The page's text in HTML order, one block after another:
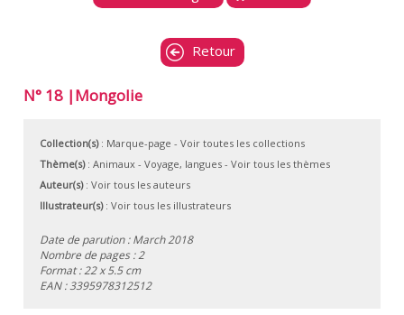
Retour
N° 18 |Mongolie
Collection(s): Marque-page - Voir toutes les collections
Thème(s): Animaux - Voyage, langues- Voir tous les thèmes
Auteur(s): Voir tous les auteurs
Illustrateur(s): Voir tous les illustrateurs
Date de parution : March 2018
Nombre de pages : 2
Format : 22 x 5.5 cm
EAN :3395978312512